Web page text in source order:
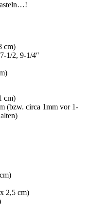
cm)
1/2, 9-1/4″
cm)
(bzw. circa 1mm vor 1-
2,5 cm)